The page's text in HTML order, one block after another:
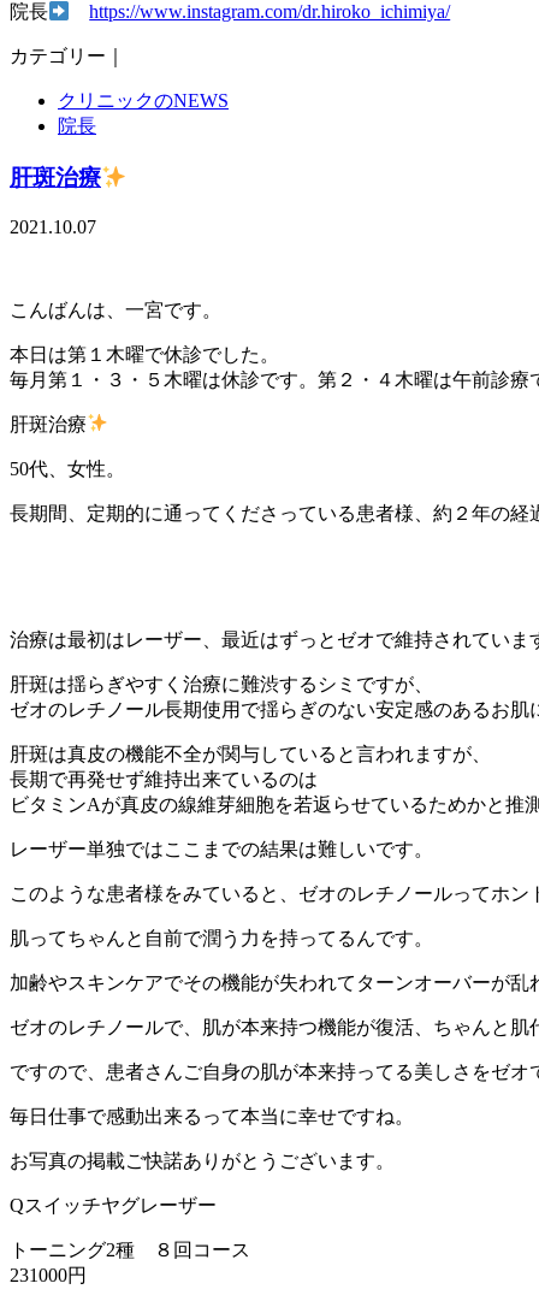
院長 https://www.instagram.com/dr.hiroko_ichimiya/
カテゴリー｜
クリニックのNEWS
院長
肝斑治療
2021.10.07
こんばんは、一宮です。
本日は第１木曜で休診でした。
毎月第１・３・５木曜は休診です。第２・４木曜は午前診療
肝斑治療
50代、女性。
長期間、定期的に通ってくださっている患者様、約２年の経
治療は最初はレーザー、最近はずっとゼオで維持されていま
肝斑は揺らぎやすく治療に難渋するシミですが、
ゼオのレチノール長期使用で揺らぎのない安定感のあるお肌
肝斑は真皮の機能不全が関与していると言われますが、
長期で再発せず維持出来ているのは
ビタミンAが真皮の線維芽細胞を若返らせているためかと推
レーザー単独ではここまでの結果は難しいです。
このような患者様をみていると、ゼオのレチノールってホン
肌ってちゃんと自前で潤う力を持ってるんです。
加齢やスキンケアでその機能が失われてターンオーバーが乱
ゼオのレチノールで、肌が本来持つ機能が復活、ちゃんと
ですので、患者さんご自身の肌が本来持ってる美しさをゼ
毎日仕事で感動出来るって本当に幸せですね。
お写真の掲載ご快諾ありがとうございます。
Qスイッチヤグレーザー
トーニング2種 ８回コース
231000円